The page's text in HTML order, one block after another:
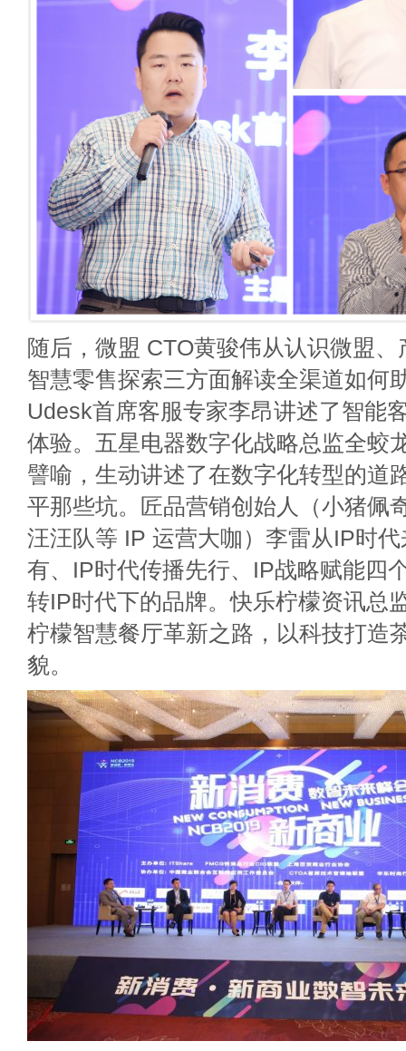
随后，微盟 CTO黄骏伟从认识微盟
智慧零售探索三方面解读全渠道如何
Udesk首席客服专家李昂讲述了智能
体验。五星电器数字化战略总监全蛟
譬喻，生动讲述了在数字化转型的道
平那些坑。匠品营销创始人（小猪佩
汪汪队等 IP 运营大咖）李雷从IP时
有、IP时代传播先行、IP战略赋能四
转IP时代下的品牌。快乐柠檬资讯总
柠檬智慧餐厅革新之路，以科技打造
貌。